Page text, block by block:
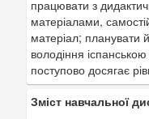
працювати з
матеріалами,
матеріал; планувати
володіння
поступово досягає
Зміст навчальної